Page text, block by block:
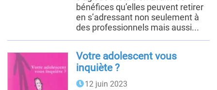
bénéfices qu’elles peuvent retirer
en s’adressant non seulement à
des professionnels mais aussi...
Votre adolescent vous
inquiète ?
12 juin 2023